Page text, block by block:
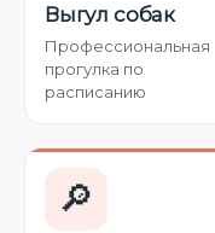
Выгул собак
Профессиональная
прогулка по
расписанию
🔎